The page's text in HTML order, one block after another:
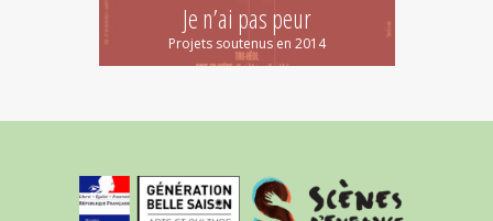
Je n’ai pas peur
Projets soutenus en 2014